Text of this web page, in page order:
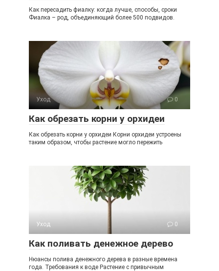
Как пересадить фиалку: когда лучше, способы, сроки
Фиалка – род, объединяющий более 500 подвидов.
Уход 0
Как обрезать корни у орхидеи
Как обрезать корни у орхидеи Корни орхидеи устроены
таким образом, чтобы растение могло пережить
Уход 0
Как поливать денежное дерево
Нюансы полива денежного дерева в разные времена
года. Требования к воде Растение с привычным